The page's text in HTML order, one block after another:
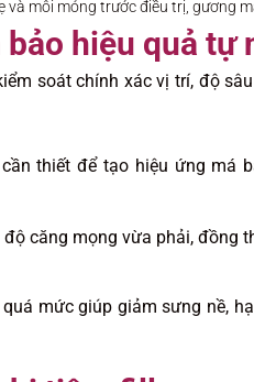
và môi mỏng trước điều trị, gương
hiệu quả tự
soát chính xác vị trí, độ
thiết để tạo hiệu ứng má
căng mọng vừa phải, đồng
mức giúp giảm sưng nề,